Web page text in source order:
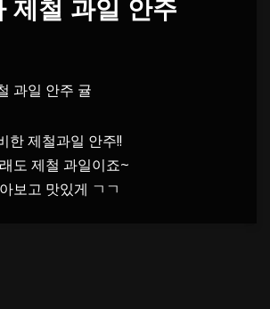
제철 과일 안주
한 제철과일 안주!!
도 제철 과일이죠~
보고 맛있게 ㄱㄱ